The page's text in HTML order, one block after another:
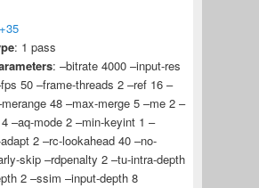
: 1 pass
: –bitrate 4000 –input-res
50 –frame-threads 2 –ref 16 –
48 –max-merge 5 –me 2 –
–aq-mode 2 –min-keyint 1 –
2 –rc-lookahead 40 –no-
skip –rdpenalty 2 –tu-intra-depth
2 –ssim –input-depth 8